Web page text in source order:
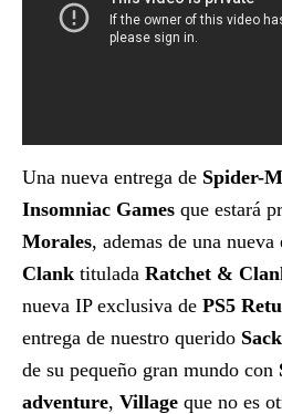
Una nueva entrega de Spider-
Insomniac Games que estará
Morales, ademas de una nueva
Clank titulada Ratchet &
nueva IP exclusiva de PS5
entrega de nuestro querido
de su pequeño gran mundo con
adventure, Village que no es